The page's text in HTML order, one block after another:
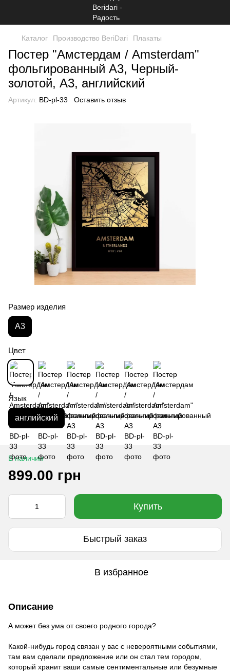
Каталог Производство BeriDari Плакаты
Постер "Амстердам / Amsterdam"
фольгированный А3, Черный-
золотой, А3, английский
Артикул: BD-pl-33 Оставить отзыв
Размер изделия
А3
Цвет
Язык
английский
В наличии
899.00 грн
Купить
Быстрый заказ
В избранное
Описание
А может без ума от своего родного города?
Какой-нибудь город связан у вас с невероятными событиями,
там вам сделали предложение или он стал тем городом,
который хранит ваши самые сентиментальные или безумные